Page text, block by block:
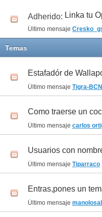
Adherido: Linka tu
Último mensaje
Temas
Estafadór de
Último mensaje Tigra-BCN
Como traerse un
Último mensaje carlos
Usuarios con
Último mensaje Tiparraco
Entras,pones un
Último mensaje